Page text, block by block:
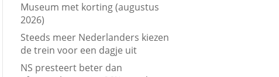
Museum met korting (augustus
2026)
Steeds meer Nederlanders kiezen
de trein voor een dagje uit
NS presteert beter dan